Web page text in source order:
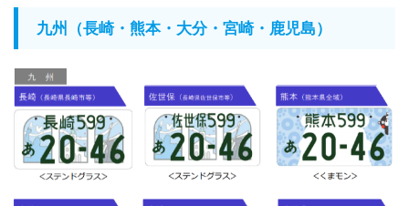
九州（長崎・熊本・大分・宮崎・鹿児島）